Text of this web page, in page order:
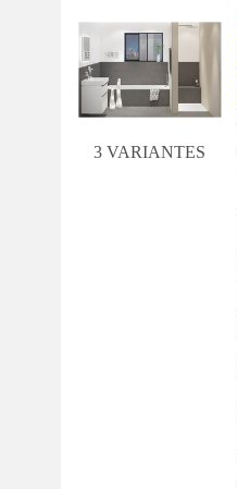
3 VARIANTES